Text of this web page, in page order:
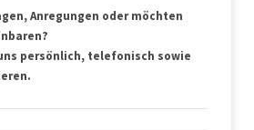
Anregungen oder möchten
persönlich, telefonisch sowie